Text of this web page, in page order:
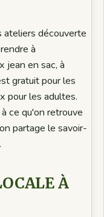
ateliers découverte
à
jean en sac, à
gratuit pour les
pour les adultes.
ce qu'on retrouve
partage le savoir-
À